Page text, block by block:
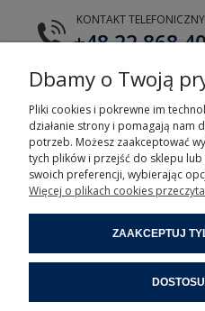
KONTAKT
+48 22 868
E-MAIL
Dbamy o Twoją
Pliki cookies i pokrewne im
działanie strony i pomagają nam
potrzeb. Możesz zaakceptować
tych plików i przejść do sklepu
swoich preferencji, wybierając
Więcej o plikach cookies
ZAAKCEPTUJ